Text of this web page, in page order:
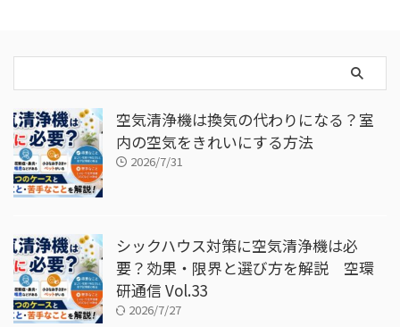
空気清浄機は換気の代わりになる？室
内の空気をきれいにする方法
2026/7/31
シックハウス対策に空気清浄機は必
要？効果・限界と選び方を解説 空環
研通信 Vol.33
2026/7/27